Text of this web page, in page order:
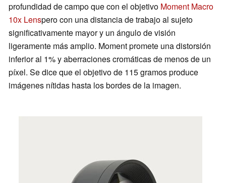
profundidad de campo que con el objetivo Moment Macro
10x Lenspero con una distancia de trabajo al sujeto
significativamente mayor y un ángulo de visión
ligeramente más amplio. Moment promete una distorsión
inferior al 1% y aberraciones cromáticas de menos de un
píxel. Se dice que el objetivo de 115 gramos produce
imágenes nítidas hasta los bordes de la imagen.